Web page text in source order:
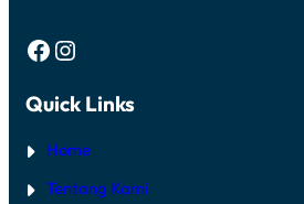
Facebook Instagram
Quick Links
Home
Tentang Kami